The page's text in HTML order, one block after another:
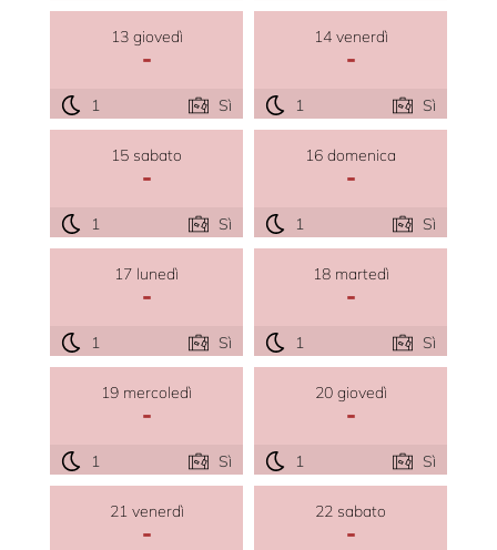
13 giovedì
-
1 Sì
14 venerdì
-
1 Sì
15 sabato
-
1 Sì
16 domenica
-
1 Sì
17 lunedì
-
1 Sì
18 martedì
-
1 Sì
19 mercoledì
-
1 Sì
20 giovedì
-
1 Sì
21 venerdì
-
22 sabato
-